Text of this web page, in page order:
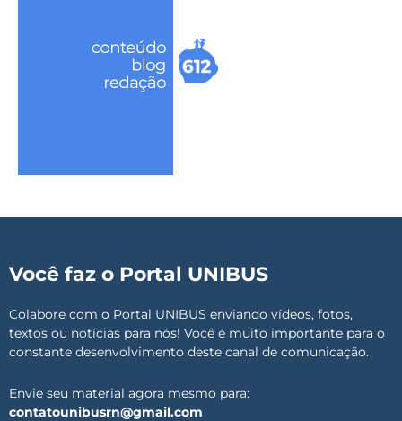
Você faz o Portal UNIBUS
Colabore com o Portal UNIBUS enviando vídeos, fotos,
textos ou notícias para nós! Você é muito importante para o
constante desenvolvimento deste canal de comunicação.
Envie seu material agora mesmo para:
contatounibusrn@gmail.com